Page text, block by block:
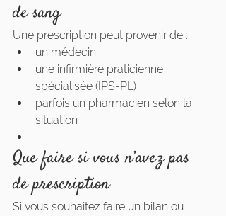
de sang
Une prescription peut provenir de :
un médecin
une infirmière praticienne
spécialisée (IPS-PL)
parfois un pharmacien selon la
situation
Que faire si vous n’avez pas
de prescription
Si vous souhaitez faire un bilan ou